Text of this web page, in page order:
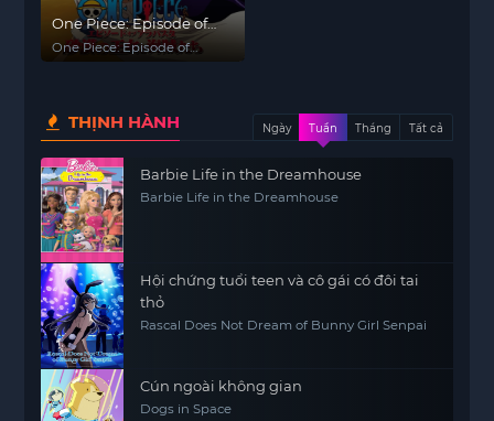
One Piece: Episode of
Alabaster - Sabaku no
Ojou to Kaizoku Tachi
One Piece: Episode of
THỊNH HÀNH Ngày Tuần Tháng Tất cả
Barbie Life in the Dreamhouse
Barbie Life in the Dreamhouse
Hội chứng tuổi teen và cô gái có đôi tai
thỏ
Rascal Does Not Dream of Bunny Girl Senpai
Cún ngoài không gian
Dogs in Space